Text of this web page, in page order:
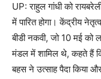
UP: राहुल गांधी को
में पारित होगा। केंद्रीय
बीडी नकवी, जो 10 मई
मंडल में शामिल थे, कहते हैं
बहस ने उत्साह पैदा किया